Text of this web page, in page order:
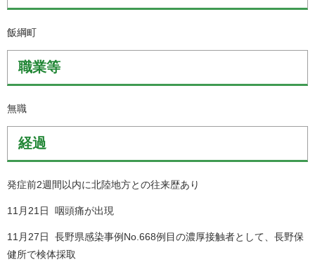
飯綱町
職業等
無職
経過
発症前2週間以内に北陸地方との往来歴あり
11月21日 咽頭痛が出現
11月27日 長野県感染事例No.668例目の濃厚接触者として、長野保
健所で検体採取